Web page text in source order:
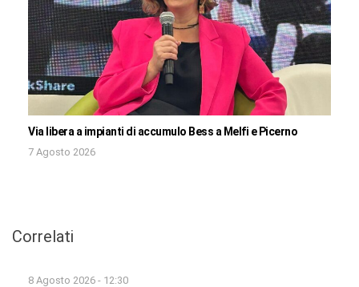
Via libera a impianti di accumulo Bess a Melfi e Picerno
7 Agosto 2026
Correlati
8 Agosto 2026 - 12:30